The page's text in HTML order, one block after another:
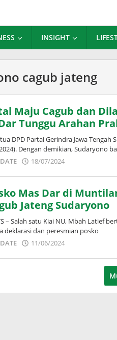
INSIGHT
cagub jateng
Maju Cagub dan
Tunggu Arahan
DPD Partai Gerindra Jawa
Dengan demikian, Sudaryono
18/07/2024
Mas Dar di
Jateng Sudaryono
– Salah satu Kiai NU, Mbah Latief
deklarasi dan peresmian posko
11/06/2024